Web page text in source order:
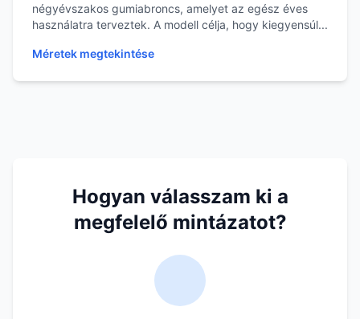
négyévszakos gumiabroncs, amelyet az egész éves
használatra terveztek. A modell célja, hogy kiegyensúl...
Méretek megtekintése
Hogyan válasszam ki a
megfelelő mintázatot?